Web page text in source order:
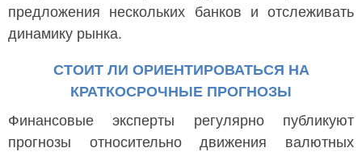
предложения нескольких банков и отслеживать
динамику рынка.
СТОИТ ЛИ ОРИЕНТИРОВАТЬСЯ НА
КРАТКОСРОЧНЫЕ ПРОГНОЗЫ
Финансовые эксперты регулярно публикуют
прогнозы относительно движения валютных